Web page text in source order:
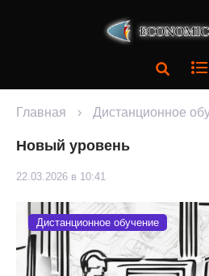
Главная › Дистанционное
Новый уровень
22.03.2026 в 10:41
Дистанционное обучение